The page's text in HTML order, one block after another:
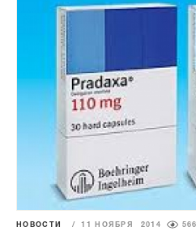
НОВОСТИ / 11 НОЯБРЯ 2014